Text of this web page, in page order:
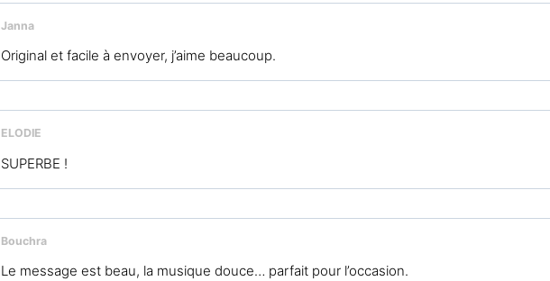
Janna
Original et facile à envoyer, j’aime beaucoup.
ELODIE
SUPERBE !
Bouchra
Le message est beau, la musique douce… parfait pour l’occasion.